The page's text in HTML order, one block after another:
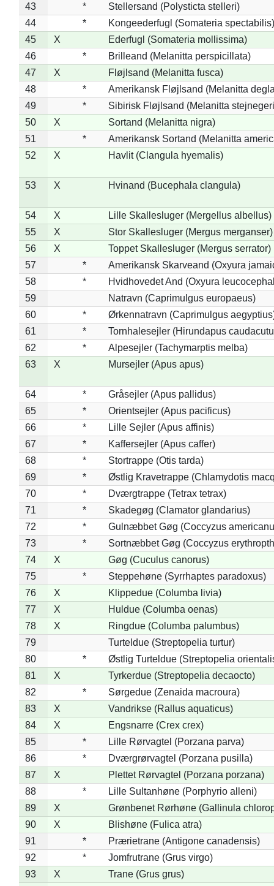
43 *
Stellersand (Polysticta stelleri)
44
*
Kongeederfugl (Somateria spectabilis)
45
X
Ederfugl (Somateria mollissima)
46
*
Brilleand (Melanitta perspicillata)
47
X
Fløjlsand (Melanitta fusca)
48
*
Amerikansk Fløjlsand (Melanitta
49
*
Sibirisk Fløjlsand (Melanitta
50
X
Sortand (Melanitta nigra)
51
*
Amerikansk Sortand (Melanitta
52
X Havlit (Clangula hyemalis)
53 X Hvinand (Bucephala clangula)
54 X
Lille Skallesluger (Mergellus albellus)
55
X
Stor Skallesluger (Mergus merganser)
56
X
Toppet Skallesluger (Mergus serrator)
57
*
Amerikansk Skarveand (Oxyura
58
*
Hvidhovedet And (Oxyura
59
Natravn (Caprimulgus europaeus)
60
*
Ørkennatravn (Caprimulgus
61
*
Tornhalesejler (Hirundapus
62
*
Alpesejler (Tachymarptis melba)
63
X Mursejler (Apus apus)
64 *
Gråsejler (Apus pallidus)
65
*
Orientsejler (Apus pacificus)
66
*
Lille Sejler (Apus affinis)
67
*
Kaffersejler (Apus caffer)
68
*
Stortrappe (Otis tarda)
69
*
Østlig Kravetrappe (Chlamydotis
70
*
Dværgtrappe (Tetrax tetrax)
71
*
Skadegøg (Clamator glandarius)
72
*
Gulnæbbet Gøg (Coccyzus
73
*
Sortnæbbet Gøg (Coccyzus
74
X
Gøg (Cuculus canorus)
75
*
Steppehøne (Syrrhaptes paradoxus)
76
X
Klippedue (Columba livia)
77
X
Huldue (Columba oenas)
78
X
Ringdue (Columba palumbus)
79
Turteldue (Streptopelia turtur)
80
*
Østlig Turteldue (Streptopelia
81
X
Tyrkerdue (Streptopelia decaocto)
82
*
Sørgedue (Zenaida macroura)
83
X
Vandrikse (Rallus aquaticus)
84
X
Engsnarre (Crex crex)
85
*
Lille Rørvagtel (Porzana parva)
86
*
Dværgrørvagtel (Porzana pusilla)
87
X
Plettet Rørvagtel (Porzana porzana)
88
*
Lille Sultanhøne (Porphyrio alleni)
89
X
Grønbenet Rørhøne (Gallinula
90
X
Blishøne (Fulica atra)
91
*
Prærietrane (Antigone canadensis)
92
*
Jomfrutrane (Grus virgo)
93
X
Trane (Grus grus)